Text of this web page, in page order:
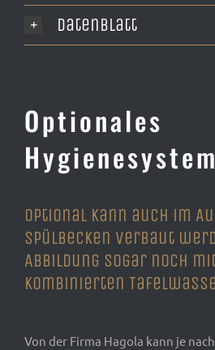
Datenblatt
Optionales
Hygienesystem
Optional kann auch im
Spülbecken verbaut
Abbildung sogar noch
kombinierten
Von der Firma Hagola kann je